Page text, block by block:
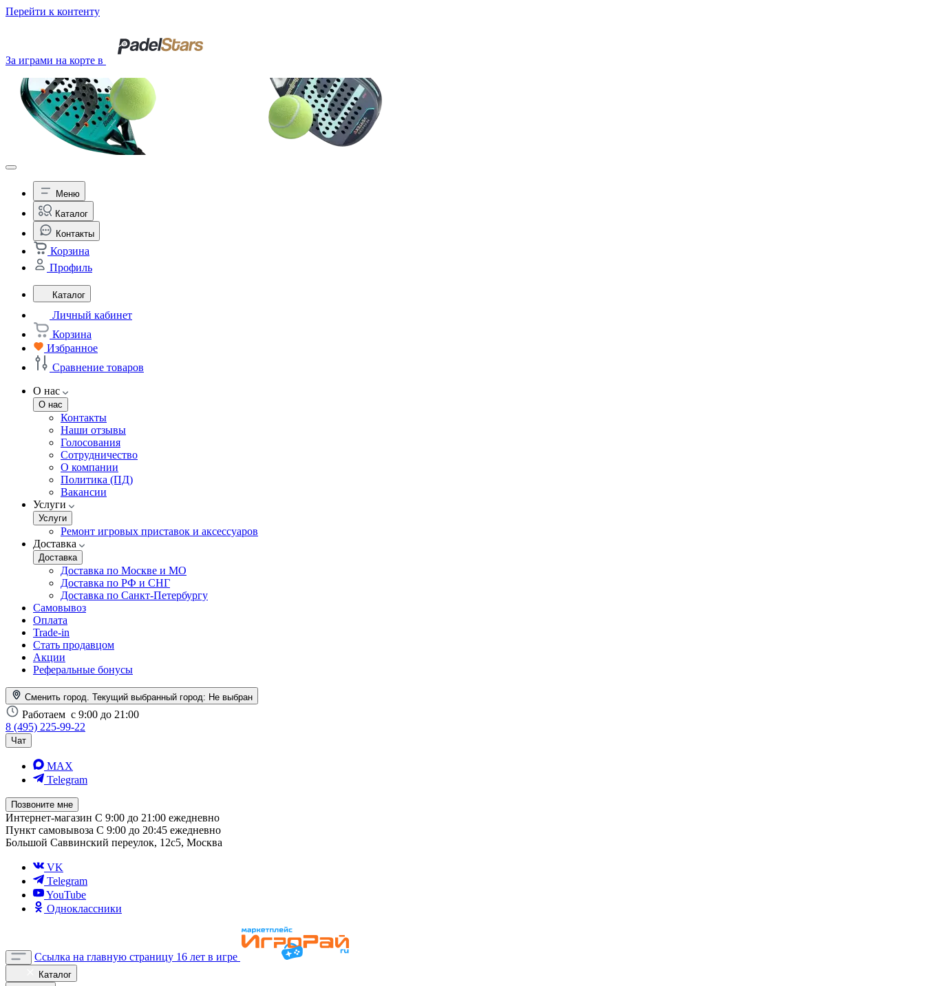
Перейти к контенту
За играми на корте в
Меню
Каталог
Контакты
Корзина
Профиль
Каталог
Личный кабинет
Корзина
Избранное
Сравнение товаров
О нас
О нас
Контакты
Наши отзывы
Голосования
Сотрудничество
О компании
Политика (ПД)
Вакансии
Услуги
Услуги
Ремонт игровых приставок и аксессуаров
Доставка
Доставка
Доставка по Москве и МО
Доставка по РФ и СНГ
Доставка по Санкт-Петербургу
Самовывоз
Оплата
Trade-in
Стать продавцом
Акции
Реферальные бонусы
Сменить город. Текущий выбранный город: Не выбран
Работаем с 9:00 до 21:00
8 (495) 225-99-22
Чат
MAX
Telegram
Позвоните мне
Интернет-магазин С 9:00 до 21:00 ежедневно
Пункт самовывоза С 9:00 до 20:45 ежедневно
Большой Саввинский переулок, 12с5, Москва
VK
Telegram
YouTube
Одноклассники
Ссылка на главную страницу 16 лет в игре
Каталог